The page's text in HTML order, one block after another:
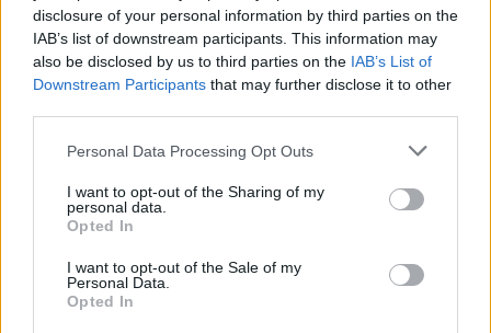
disclosure of your personal information by third parties on the
IAB’s list of downstream participants. This information may
also be disclosed by us to third parties on the IAB’s List of
Downstream Participants that may further disclose it to other
Please note that this website/app uses one or more Google
not limited to your visit or usage behaviour. You may click to
grant or deny consent to Google and its third-party tags to
use your data for below specified purposes in below Google
consent section.
Personal Data Processing Opt Outs
I want to opt-out of the Sharing of my
personal data.
Opted In
I want to opt-out of the Sale of my
Personal Data.
Opted In